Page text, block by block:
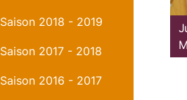
Saison 2018 - 2019
Saison 2017 - 2018
Saison 2016 - 2017